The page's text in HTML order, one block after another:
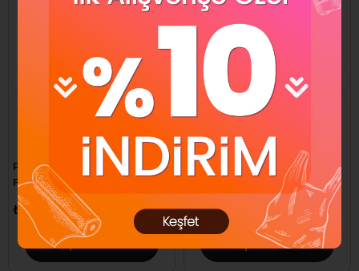
Post-it İndeks 100 YP 15x50
Fosforlu 5 Renk 670-5
₺1.336,44
Sepete Ekle
Post-it İndeks 100 YP 25x76
Fosforlu 3 Renk 671-3
₺1.253,00
Sepete Ekle